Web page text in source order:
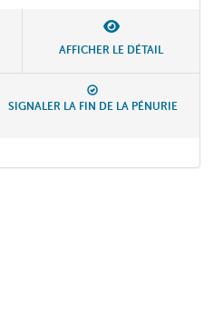
AFFICHER LE DÉTAIL
SIGNALER LA FIN DE LA PÉNURIE